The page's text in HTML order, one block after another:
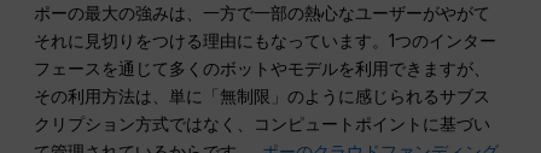
ポーの最大の強みは、一方で一部の熱心なユーザーがやがて
それに見切りをつける理由にもなっています。1つのインター
フェースを通じて多くのボットやモデルを利用できますが、
その利用方法は、単に「無制限」のように感じられるサブス
クリプション方式ではなく、コンピュートポイントに基づい